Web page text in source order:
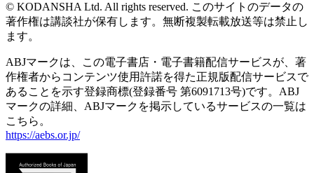
© KODANSHA Ltd. All rights reserved. このサイトのデータの
著作権は講談社が保有します。無断複製転載放送等は禁止し
ます。
ABJマークは、この電子書店・電子書籍配信サービスが、著
作権者からコンテンツ使用許諾を得た正規版配信サービスで
あることを示す登録商標(登録番号 第6091713号)です。ABJ
マークの詳細、ABJマークを掲示しているサービスの一覧は
こちら。
https://aebs.or.jp/